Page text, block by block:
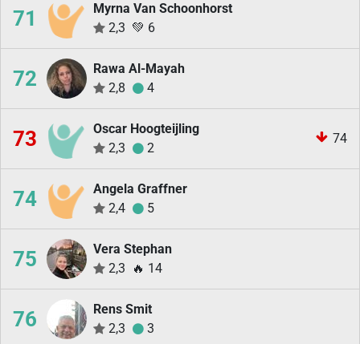
71
Myrna Van Schoonhorst
2,3 💚 6
72
Rawa Al-Mayah
2,8
4
73
Oscar Hoogteijling
2,3
2
74
74
Angela Graffner
2,4
5
75
Vera Stephan
2,3
🔥 14
76
Rens Smit
2,3
3